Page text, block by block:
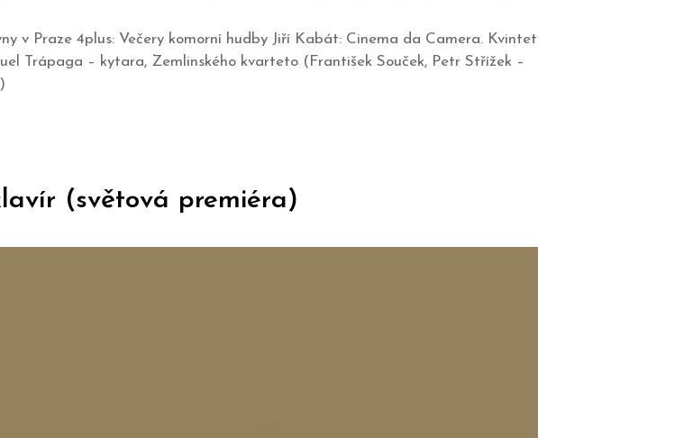
v Praze 4plus: Večery komorní hudby Jiří Kabát: Cinema da Camera. Kvintet
Trápaga – kytara, Zemlinského kvarteto (František Souček, Petr Střížek –
(světová premiéra)